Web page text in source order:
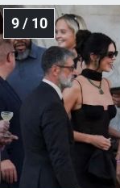
9 / 10